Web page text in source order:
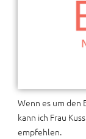
Wenn es um den
kann ich Frau
empfehlen.